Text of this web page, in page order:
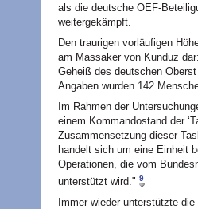
als die deutsche OEF-
weitergekämpft.
Den traurigen vorläufigen
am Massaker von Kunduz
Geheiß des deutschen
Angaben wurden 142
Im Rahmen der
einem Kommandostand der
Zusammensetzung dieser
handelt sich um eine Einheit
Operationen, die vom
unterstützt wird." 9
Immer wieder unterstützte